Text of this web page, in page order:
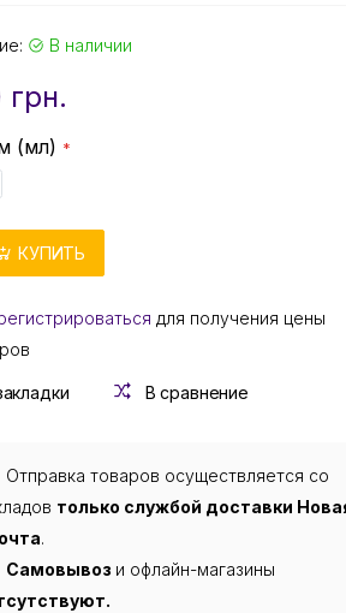
В наличии
грн.
(мл)
КУПИТЬ
для получения цены
В сравнение
Отправка товаров осуществляется со
только службой доставки
.
Самовывоз и офлайн-магазины